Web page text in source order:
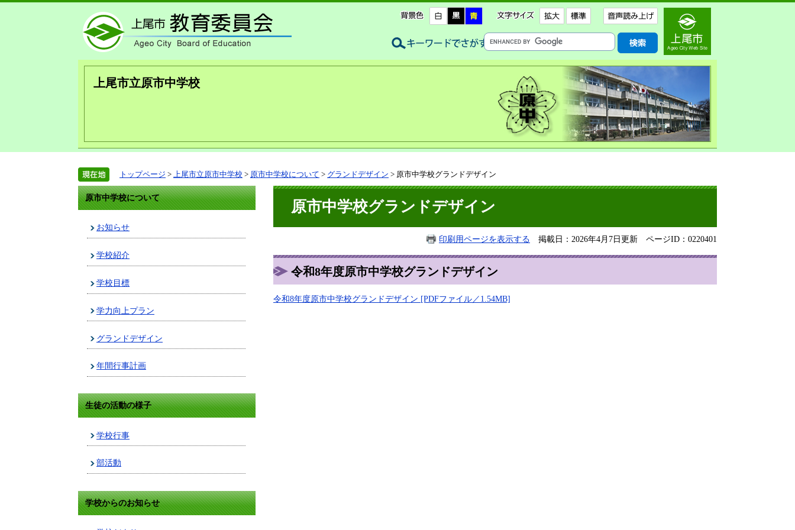
上尾市立原市中学校
トップページ > 上尾市立原市中学校 > 原市中学校について > グランドデザイン > 原市中学校グランドデザイン
原市中学校について
お知らせ
学校紹介
学校目標
学力向上プラン
グランドデザイン
年間行事計画
生徒の活動の様子
学校行事
部活動
学校からのお知らせ
原市中学校グランドデザイン
印刷用ページを表示する 掲載日：2026年4月7日更新 ページID：0220401
令和8年度原市中学校グランドデザイン
令和8年度原市中学校グランドデザイン [PDFファイル／1.54MB]